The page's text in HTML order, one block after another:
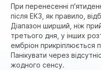
При перенесенні
після ЕКЗ, як правило,
Діапазон ширший, ніж
третього дня, у інших
ембріон прикріплюється
Панікувати через
жодного сенсу.